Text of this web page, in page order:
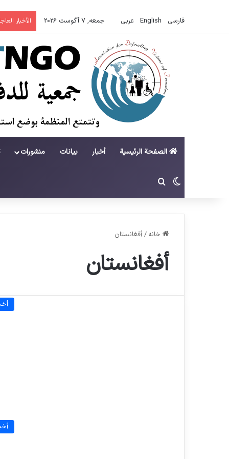
فارسی English عربي جمعه, 7 آگوست 2026 الأخبار
الصفحة الرئيسية أخبار بيانات منشورات
تغییر پوسته
جستجو برای
خانه / أفغانستان
أفغانستان